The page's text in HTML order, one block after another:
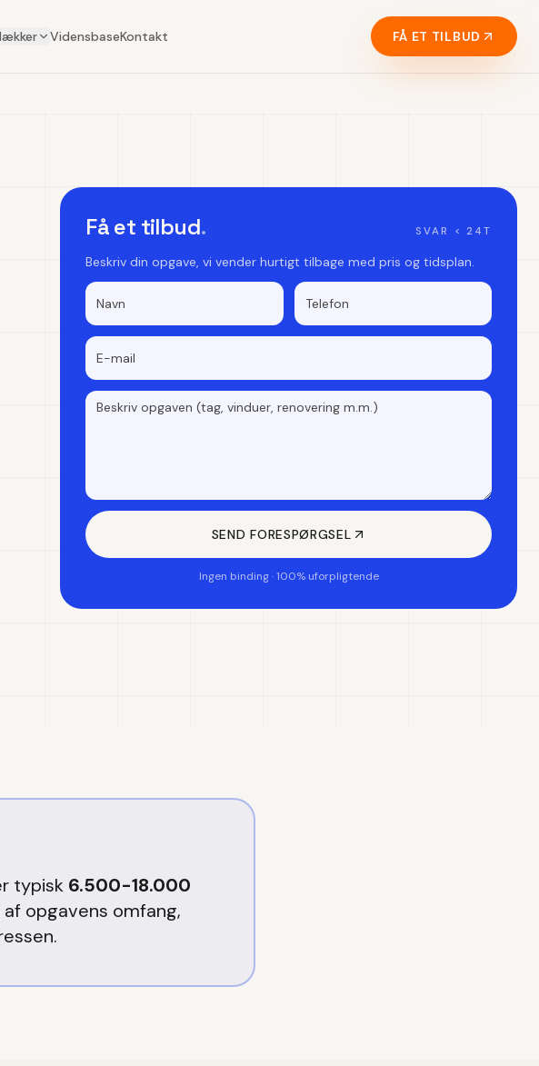
VidensbaseKontakt FÅ ET TILBUD
Få et tilbud. SVAR < 24T
Beskriv din opgave, vi vender hurtigt tilbage med pris og tidsplan.
SEND FORESPØRGSEL
Ingen binding · 100% uforpligtende
typisk 6.500-18.000
opgavens omfang,